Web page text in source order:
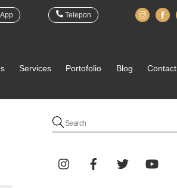
Telepon
Services Portofolio Blog Contact